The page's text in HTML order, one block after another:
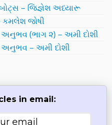
– જિજ્ઞેશ અધ્યારૂ
કમલેશ જોષી
અનુભવ (ભાગ ૨) – અમી દોશી
અનુભવ – અમી દોશી
in email: